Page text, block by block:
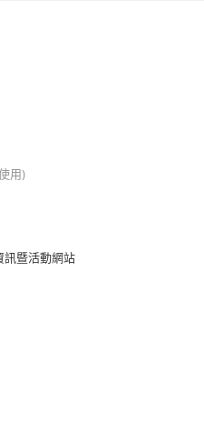
用)
訊暨活動網站